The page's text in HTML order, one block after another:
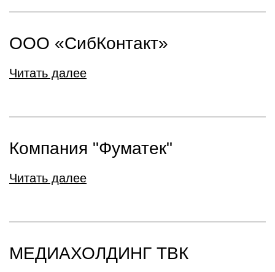
ООО «СибКонтакт»
Читать далее
Компания "Фуматек"
Читать далее
МЕДИАХОЛДИНГ ТВК